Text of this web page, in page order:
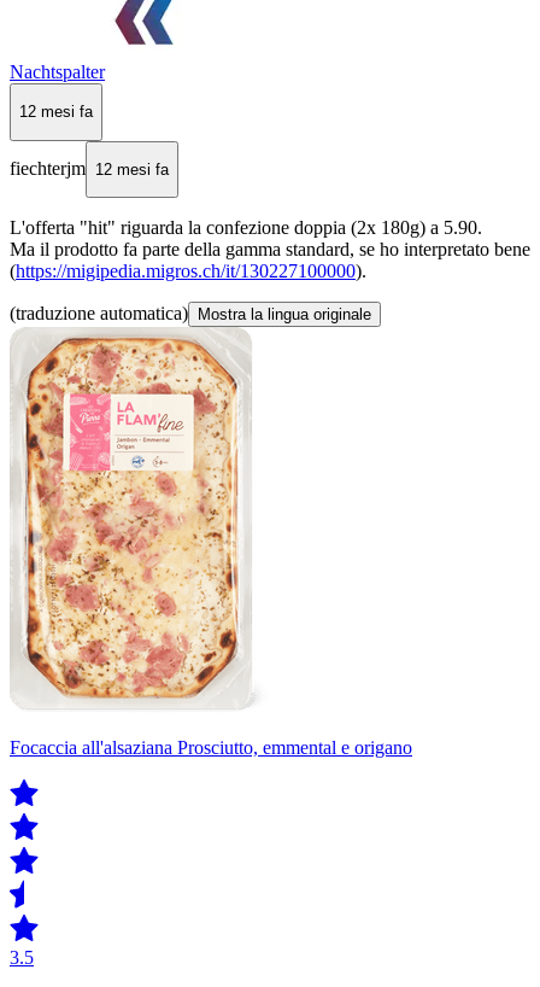
Nachtspalter
12 mesi fa
fiechterjm 12 mesi fa
L'offerta "hit" riguarda la confezione doppia (2x 180g) a 5.90.
Ma il prodotto fa parte della gamma standard, se ho interpretato bene
(https://migipedia.migros.ch/it/130227100000).
(traduzione automatica) Mostra la lingua originale
Focaccia all'alsaziana Prosciutto, emmental e origano
3.5